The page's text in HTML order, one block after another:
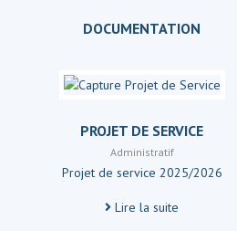
DOCUMENTATION
PROJET DE SERVICE
Administratif
Projet de service 2025/2026
Lire la suite